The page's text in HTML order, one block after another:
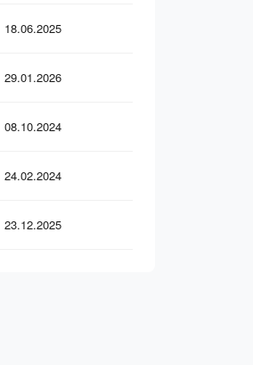
18.06.2025
29.01.2026
08.10.2024
24.02.2024
23.12.2025